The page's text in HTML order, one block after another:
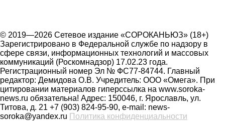
© 2019—2026 Сетевое издание «СОРОКАНЬЮЗ» (18+)
Зарегистрировано в Федеральной службе по надзору в
сфере связи, информационных технологий и массовых
коммуникаций (Роскомнадзор) 17.02.23 года.
Регистрационный номер Эл № ФС77-84744. Главный
редактор: Демидова О.В. Учредитель: ООО «Омега». При
цитировании материалов гиперссылка на www.soroka-
news.ru обязательна! Адрес: 150046, г. Ярославль, ул.
Титова, д. 21 +7 (903) 824-95-90, e-mail: news-
soroka@yandex.ru Политика конфиденциальности